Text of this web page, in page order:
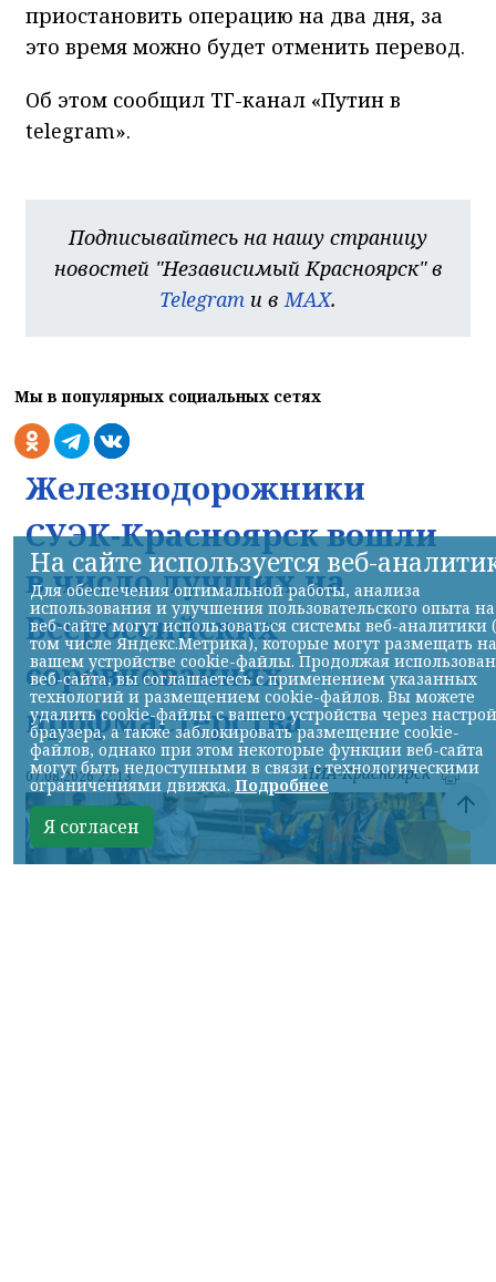
приостановить операцию на два дня, за
это время можно будет отменить перевод.
Об этом сообщил ТГ-канал «Путин в
telegram».
Подписывайтесь на нашу страницу
новостей "Независимый Красноярск" в
Telegram и в MAX.
Мы в популярных социальных сетях
Железнодорожники
СУЭК-Красноярск вошли
в число лучших на
Всероссийских
соревнованиях
профмастерства
07.08.2026 22:13 НИА-Красноярск
На сайте используется веб-
Для обеспечения оптимальной работы, анализа
использования и улучшения пользовательского опыта на
веб-сайте могут использоваться системы веб-аналитики
том числе Яндекс.Метрика), которые могут размещать на
вашем устройстве cookie-файлы. Продолжая
веб-сайта, вы соглашаетесь с применением указанных
технологий и размещением cookie-файлов. Вы можете
удалить cookie-файлы с вашего устройства через
браузера, а также заблокировать размещение cookie-
файлов, однако при этом некоторые функции веб-сайта
могут быть недоступными в связи с технологическими
ограничениями движка. Подробнее
Я согласен